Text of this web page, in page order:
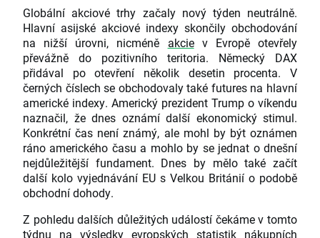
Globální akciové trhy začaly nový týden neutrálně.
Hlavní asijské akciové indexy skončily obchodování
na nižší úrovni, nicméně akciev Evropě otevřely
převážně do pozitivního teritoria. Německý DAX
přidával po otevření několik desetin procenta. V
černých číslech se obchodovaly také futures na hlavní
americké indexy. Americký prezident Trump o víkendu
naznačil, že dnes oznámí další ekonomický stimul.
Konkrétní čas není známý, ale mohl by být oznámen
ráno amerického času a mohlo by se jednat o dnešní
nejdůležitější fundament. Dnes by mělo také začít
další kolo vyjednávání EU s Velkou Británií o podobě
obchodní dohody.
Z pohledu dalších důležitých událostí čekáme v tomto
týdnu na výsledky evropských statistik nákupních